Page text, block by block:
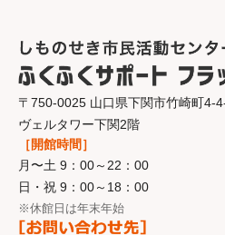
〒750-0025 山口県下関市竹崎町4-
ヴェルタワー下関2階
［開館時間］
月〜土 9：00～22：00
日・祝 9：00～18：00
※休館日は年末年始